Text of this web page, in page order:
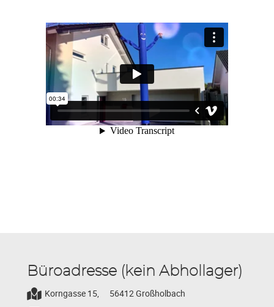
Büroadresse (kein Abhollager)
Korngasse 15,
56412 Großholbach